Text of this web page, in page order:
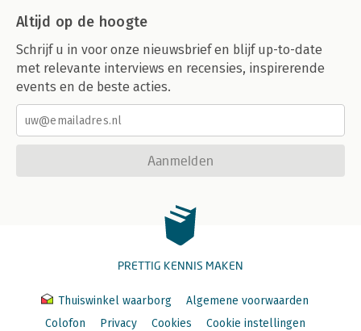
Altijd op de hoogte
Schrijf u in voor onze nieuwsbrief en blijf up-to-date
met relevante interviews en recensies, inspirerende
events en de beste acties.
Aanmelden
PRETTIG KENNIS MAKEN
Thuiswinkel waarborg
Algemene voorwaarden
Colofon
Privacy Cookies
Cookie instellingen